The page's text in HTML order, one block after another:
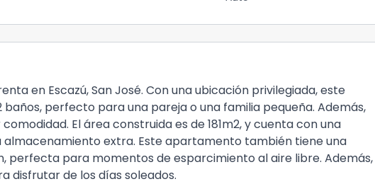
en Escazú, San José. Con una ubicación privilegiada, este
perfecto para una pareja o una familia pequeña. Además,
El área construida es de 181m2, y cuenta con una
almacenamiento extra. Este apartamento también tiene una
perfecta para momentos de esparcimiento al aire libre. Además,
disfrutar de los días soleados.